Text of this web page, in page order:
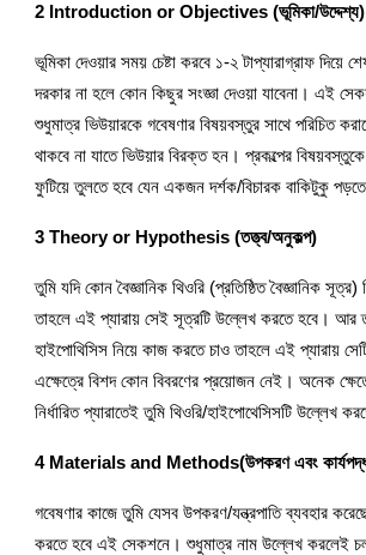
2 Introduction or Objectives (ভূমিকা/উদ্দেশ্য)
ভূমিকা দেওয়ার সময় চেষ্টা করবে ১-২ টাপ্যারাগ্রাফ দিয়ে
দরকার না হলে কোন কিছুর সংজ্ঞা দেওয়া যাবেনা। এই
শুধুমাত্র ভিউয়ারকে গবেষণার বিষয়বস্তুর সাথে পরিচিত
থাকবে না যাতে ভিউয়ার বিরক্ত হন। প্রকল্পের
ফুটিয়ে তুলতে হবে যেন একজন দর্শক/বিচারক বাকিটুকু
3 Theory or Hypothesis (তত্ত্ব/অনুকল্প)
তুমি যদি কোন বৈজ্ঞানিক থিওরি (প্রতিষ্ঠিত বৈজ্ঞানিক
তাহলে এই প্যারায় সেই সূত্রটি উল্লেখ করতে হবে। আর
হাইপোথিসিস নিয়ে কাজ করতে চাও তাহলে এই প্যারায়
এক্ষেত্রে বিশদ কোন বিবরণের প্রয়োজন নেই। অনেক
নির্ধারিত প্যারাতেই তুমি থিওরি/হাইপোথেসিসটি উল্লেখ
4 Materials and Methods(উপকরণ এবং
গবেষণার কাজে তুমি যেসব উপকরণ/যন্ত্রপাতি ব্যবহার
করতে হবে এই সেকশনে। শুধুমাত্র নাম উল্লেখ করলেই